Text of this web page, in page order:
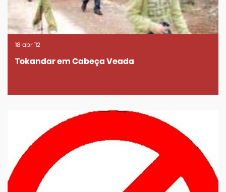
Tokandar em Cabeça Veada
18 abr'12